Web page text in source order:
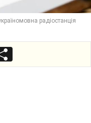
радіостанція